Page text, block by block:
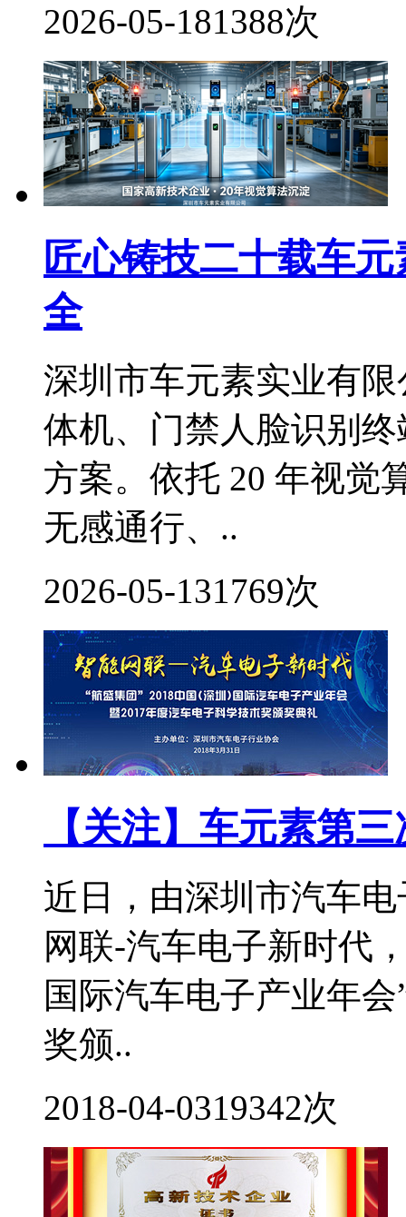
2026-05-181388次
匠心铸技二十载车
全
深圳市车元素实业有
体机、门禁人脸识别
方案。依托 20 年视觉
无感通行、..
2026-05-131769次
【关注】车元素第
近日，由深圳市汽车
网联-汽车电子新时代
国际汽车电子产业年
奖颁..
2018-04-0319342次